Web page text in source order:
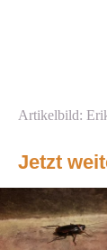
Artikelbild:
Jetzt